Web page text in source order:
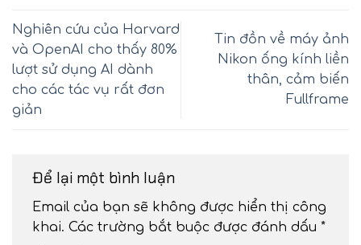
Nghiên cứu của Harvard
và OpenAI cho thấy 80%
lượt sử dụng AI dành
cho các tác vụ rất đơn
giản
Tin đồn về máy ảnh
Nikon ống kính liền
thân, cảm biến
Fullframe
Để lại một bình luận
Email của bạn sẽ không được hiển thị công
khai. Các trường bắt buộc được đánh dấu *